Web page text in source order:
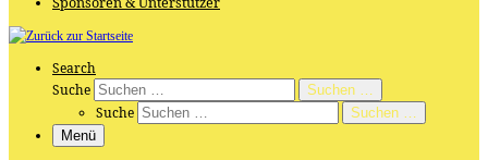
Search
Suche
Suchen …
Suche
Suchen …
Menü